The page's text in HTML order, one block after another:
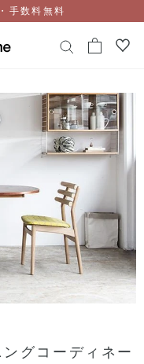
手数料無料
グコーディネー